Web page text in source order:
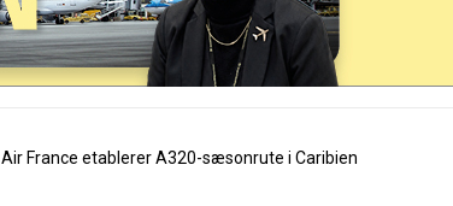
EasyJet-stifter hilser aft